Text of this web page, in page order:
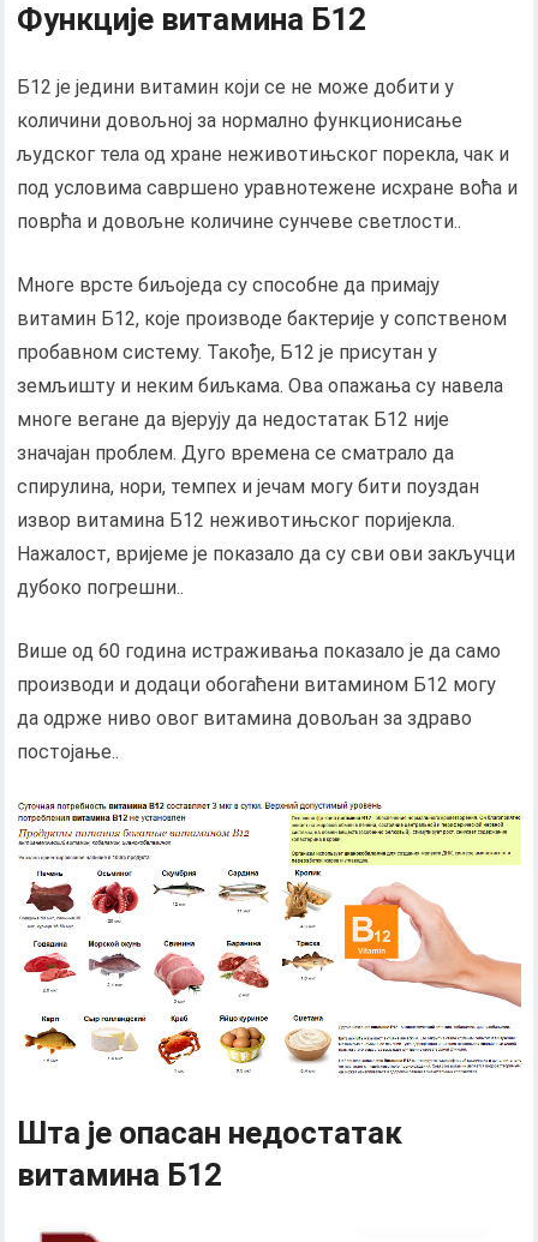
Функције витамина Б12
Б12 је једини витамин који се не може добити у
количини довољној за нормално функционисање
људског тела од хране неживотињског порекла, чак и
под условима савршено уравнотежене исхране воћа и
поврћа и довољне количине сунчеве светлости..
Многе врсте биљоједа су способне да примају
витамин Б12, које производе бактерије у сопственом
пробавном систему. Такође, Б12 је присутан у
земљишту и неким биљкама. Ова опажања су навела
многе вегане да вјерују да недостатак Б12 није
значајан проблем. Дуго времена се сматрало да
спирулина, нори, темпех и јечам могу бити поуздан
извор витамина Б12 неживотињског поријекла.
Нажалост, вријеме је показало да су сви ови закључци
дубоко погрешни..
Више од 60 година истраживања показало је да само
производи и додаци обогаћени витамином Б12 могу
да одрже ниво овог витамина довољан за здраво
постојање..
Шта је опасан недостатак
витамина Б12